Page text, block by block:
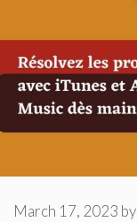
March 17, 2023 by